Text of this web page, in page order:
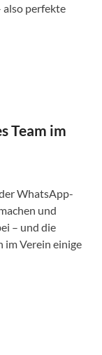
also perfekte
Team im
WhatsApp-
und
– und die
im Verein einige